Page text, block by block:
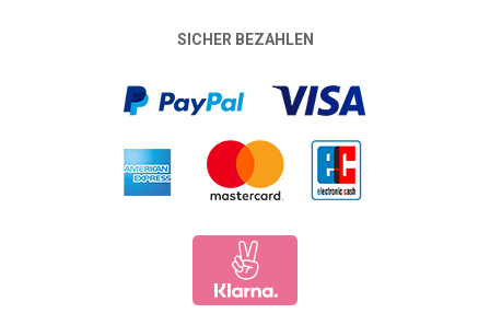
SICHER BEZAHLEN